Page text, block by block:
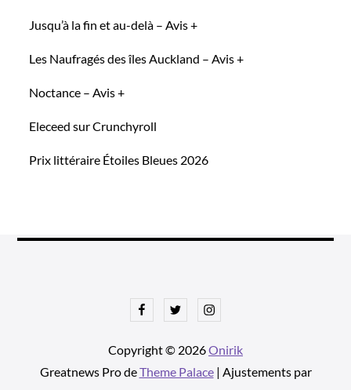
Jusqu’à la fin et au-delà – Avis +
Les Naufragés des îles Auckland – Avis +
Noctance – Avis +
Eleceed sur Crunchyroll
Prix littéraire Étoiles Bleues 2026
FacebookTwitterInstagram
Copyright © 2026Onirik
Greatnews Pro deTheme Palace| Ajustements par